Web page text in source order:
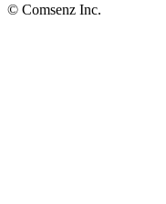
© Comsenz Inc.